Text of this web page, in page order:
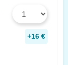
+16 €